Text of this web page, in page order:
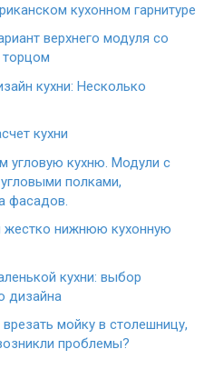
кухонном гарнитуре
верхнего модуля со
кухни: Несколько
кухни
угловую кухню. Модули с
полками,
фасадов.
жестко нижнюю кухонную
кухни: выбор
дизайна
мойку в столешницу,
проблемы?